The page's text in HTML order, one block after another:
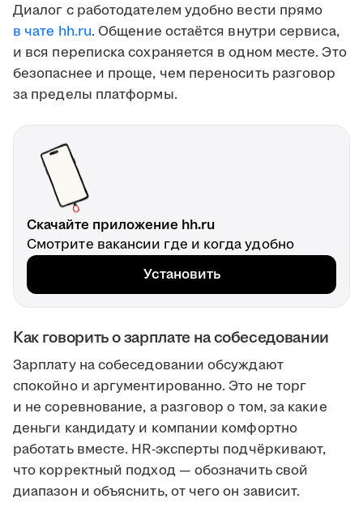
Диалог с работодателем удобно вести прямо
в чате hh.ru. Общение остаётся внутри сервиса,
и вся переписка сохраняется в одном месте. Это
безопаснее и проще, чем переносить разговор
за пределы платформы.
Скачайте приложение hh.ru
Смотрите вакансии где и когда удобно
Установить
Как говорить о зарплате на собеседовании
Зарплату на собеседовании обсуждают
спокойно и аргументированно. Это не торг
и не соревнование, а разговор о том, за какие
деньги кандидату и компании комфортно
работать вместе. HR-эксперты подчёркивают,
что корректный подход — обозначить свой
диапазон и объяснить, от чего он зависит.